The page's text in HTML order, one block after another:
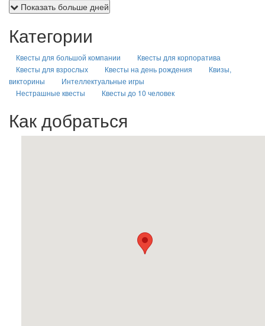
Показать больше дней
Категории
Квесты для большой компании
Квесты для корпоратива
Квесты для взрослых
Квесты на день рождения
Квизы,
викторины
Интеллектуальные игры
Нестрашные квесты
Квесты до 10 человек
Как добраться